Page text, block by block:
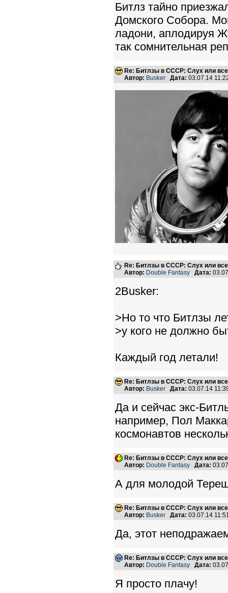
Битлз тайно
Домского Собора.
ладони, аплодируя
так сомнительная
Re: Битлзы в СССР: Слух или
Автор: Busker Дата: 03.07.14
Re: Битлзы в СССР: Слух или
Автор: Double Fantasy Дата:
2Busker:
>Но то что Битлзы
>у кого не должно
Каждый год летали!
Re: Битлзы в СССР: Слух или
Автор: Busker Дата: 03.07.14
Да и сейчас экс-
например, Пол
космонавтов
Re: Битлзы в СССР: Слух или
Автор: Double Fantasy Дата:
А для молодой
Re: Битлзы в СССР: Слух или
Автор: Busker Дата: 03.07.14
Да, этот
Re: Битлзы в СССР: Слух или
Автор: Double Fantasy Дата:
Я просто плачу!